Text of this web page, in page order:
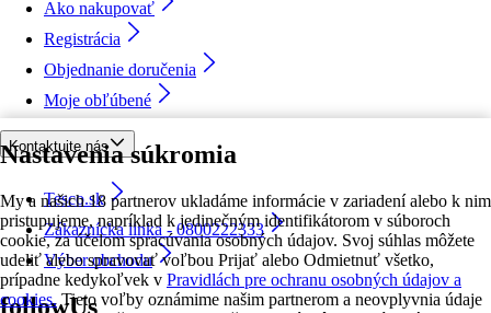
Nastavenia súkromia
My a našich 18 partnerov ukladáme informácie v zariadení alebo k nim
pristupujeme, napríklad k jedinečným identifikátorom v súboroch
cookie, za účelom spracúvania osobných údajov. Svoj súhlas môžete
udeliť alebo spravovať voľbou Prijať alebo Odmietnuť všetko,
prípadne kedykoľvek v Pravidlách pre ochranu osobných údajov a
cookies. Tieto voľby oznámime našim partnerom a neovplyvnia údaje
Ako nakupovať
Registrácia
Objednanie doručenia
Moje obľúbené
Kontaktujte nás
Tesco.sk
Zákaznícka linka - 0800222333
Výber obchodu
followUs